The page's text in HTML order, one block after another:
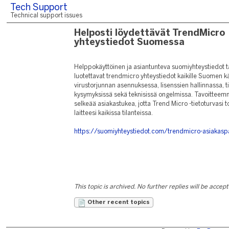
Tech Support
Technical support issues
Helposti löydettävät TrendMicro
yhteystiedot Suomessa
Helppokäyttöinen ja asiantunteva suomiyhteystiedot
luotettavat trendmicro yhteystiedot kaikille Suomen
virustorjunnan asennuksessa, lisenssien hallinnassa,
kysymyksissä sekä teknisissä ongelmissa.
selkeää asiakastukea, jotta Trend Micro -tietoturvasi
laitteesi kaikissa tilanteissa.
https://suomiyhteystiedot.com/trendmicro-
This topic is archived. No further replies will be
Other recent topics